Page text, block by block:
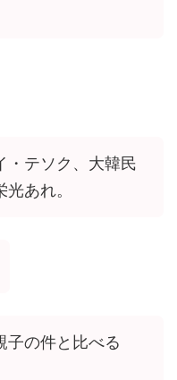
・テソク、大韓民
あれ。
子の件と比べる